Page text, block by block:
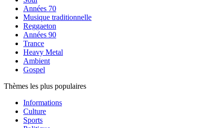
Années 70
Musique traditionnelle
Reggaeton
Années 90
Trance
Heavy Metal
Ambient
Gospel
Thèmes les plus populaires
Informations
Culture
Sports